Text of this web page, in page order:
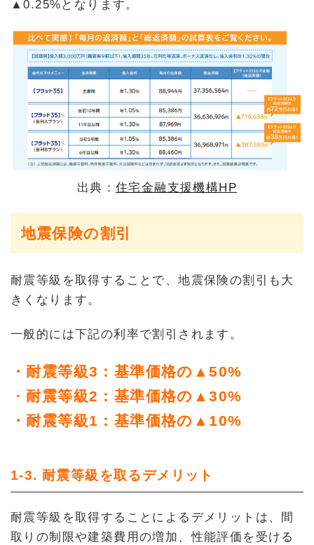
▲0.25%となります。
出典：住宅金融支援機構HP
地震保険の割引
耐震等級を取得することで、地震保険の割引も大
きくなります。
一般的には下記の利率で割引されます。
・耐震等級3：基準価格の▲50%
・ 耐震等級2：基準価格の▲30%
・耐震等級1：基準価格の▲10%
1-3. 耐震等級を取るデメリット
耐震等級を取得することによるデメリットは、間
取りの制限や建築費用の増加、性能評価を受ける